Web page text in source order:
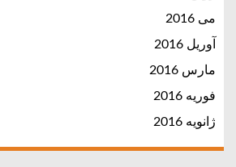
می 2016
آوریل 2016
مارس 2016
فوریه 2016
ژانویه 2016